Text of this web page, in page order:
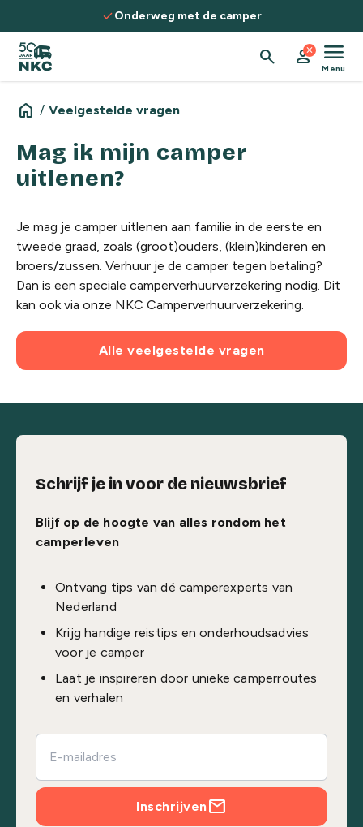
Spring naar de inhoud
checkOnderweg met de camper
search person
close menu
Menu
home / Veelgestelde vragen
Mag ik mijn camper
uitlenen?
Je mag je camper uitlenen aan familie in de eerste en
tweede graad, zoals (groot)ouders, (klein)kinderen en
broers/zussen. Verhuur je de camper tegen betaling?
Dan is een speciale camperverhuurverzekering nodig. Dit
kan ook via onze NKC Camperverhuurverzekering.
Alle veelgestelde vragen
Schrijf je in voor de nieuwsbrief
Blijf op de hoogte van alles rondom het
camperleven
Ontvang tips van dé camperexperts van
Nederland
Krijg handige reistips en onderhoudsadvies
voor je camper
Laat je inspireren door unieke camperroutes
en verhalen
Inschrijven